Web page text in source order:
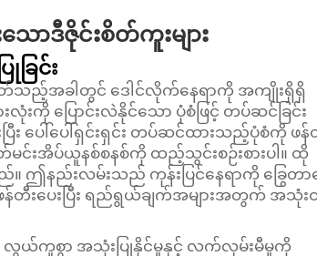
ာဒီဇိုင်းစိတ်ကူးများ
ြင်း
သည့်အခါတွင် ဒေါင်လိုက်နေရာကို အကျိုးရှိရှိ
းကို ပြောင်းလဲနိုင်သော ပုံစံဖြင့် တပ်ဆင်ခြင်း
ပေါ်ပေါ်ရှင်းရှင်း တပ်ဆင်ထားသည့်ပုံစံကို ဖန်
းအိပ်ယူနစ်စနစ်ကို ထည့်သွင်းစဉ်းစားပါ။ ထို
ည်။ ဤနည်းလမ်းသည် ကုန်းပြင်နေရာကို ခြွေတာ
းပေးပြီး ရည်ရွယ်ချက်အများအတွက် အသုံး
လွယ်ကူစွာ အသုံးပြုနိုင်မှုနှင့် လက်လှမ်းမီမှုကို